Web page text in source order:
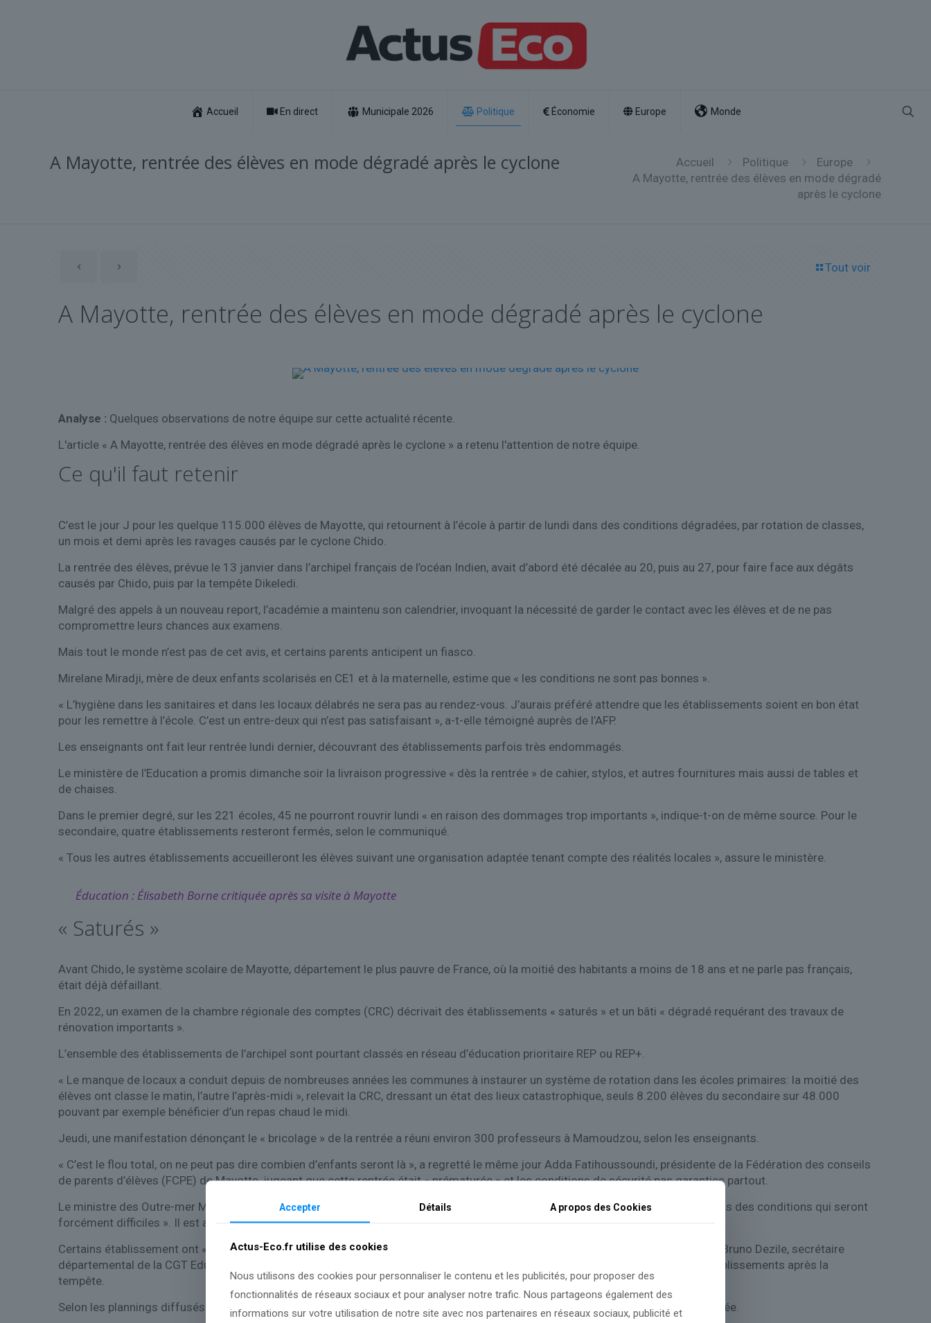
Accueil En direct Municipale 2026 Politique Économie Europe Monde
A Mayotte, rentrée des élèves en mode dégradé après le cyclone Accueil Politique
Europe
A Mayotte, rentrée des élèves en mode dégradé
après le cyclone
Tout voir
A Mayotte, rentrée des élèves en mode dégradé après le cyclone
Analyse : Quelques observations de notre équipe sur cette actualité récente.
L'article « A Mayotte, rentrée des élèves en mode dégradé après le cyclone » a retenu l'attention de notre équipe.
Ce qu'il faut retenir
C’est le jour J pour les quelque 115.000 élèves de Mayotte, qui retournent à l’école à partir de lundi dans des conditions dégradées, par rotation de classes,
un mois et demi après les ravages causés par le cyclone Chido.
La rentrée des élèves, prévue le 13 janvier dans l’archipel français de l’océan Indien, avait d’abord été décalée au 20, puis au 27, pour faire face aux dégâts
causés par Chido, puis par la tempête Dikeledi.
Malgré des appels à un nouveau report, l’académie a maintenu son calendrier, invoquant la nécessité de garder le contact avec les élèves et de ne pas
compromettre leurs chances aux examens.
Mais tout le monde n’est pas de cet avis, et certains parents anticipent un fiasco.
Mirelane Miradji, mère de deux enfants scolarisés en CE1 et à la maternelle, estime que « les conditions ne sont pas bonnes ».
« L’hygiène dans les sanitaires et dans les locaux délabrés ne sera pas au rendez-vous. J’aurais préféré attendre que les établissements soient en bon état
pour les remettre à l’école. C’est un entre-deux qui n’est pas satisfaisant », a-t-elle témoigné auprès de l’AFP.
Les enseignants ont fait leur rentrée lundi dernier, découvrant des établissements parfois très endommagés.
Le ministère de l’Education a promis dimanche soir la livraison progressive « dès la rentrée » de cahier, stylos, et autres fournitures mais aussi de tables et
de chaises.
Dans le premier degré, sur les 221 écoles, 45 ne pourront rouvrir lundi « en raison des dommages trop importants », indique-t-on de même source. Pour le
secondaire, quatre établissements resteront fermés, selon le communiqué.
« Tous les autres établissements accueilleront les élèves suivant une organisation adaptée tenant compte des réalités locales », assure le ministère.
Éducation : Élisabeth Borne critiquée après sa visite à Mayotte
« Saturés »
Avant Chido, le système scolaire de Mayotte, département le plus pauvre de France, où la moitié des habitants a moins de 18 ans et ne parle pas français,
était déjà défaillant.
En 2022, un examen de la chambre régionale des comptes (CRC) décrivait des établissements « saturés » et un bâti « dégradé requérant des travaux de
rénovation importants ».
L’ensemble des établissements de l’archipel sont pourtant classés en réseau d’éducation prioritaire REP ou REP+.
« Le manque de locaux a conduit depuis de nombreuses années les communes à instaurer un système de rotation dans les écoles primaires: la moitié des
élèves ont classe le matin, l’autre l’après-midi », relevait la CRC, dressant un état des lieux catastrophique, seuls 8.200 élèves du secondaire sur 48.000
pouvant par exemple bénéficier d’un repas chaud le midi.
Jeudi, une manifestation dénonçant le « bricolage » de la rentrée a réuni environ 300 professeurs à Mamoudzou, selon les enseignants.
« C’est le flou total, on ne peut pas dire combien d’enfants seront là », a regretté le même jour Adda Fatihoussoundi, présidente de la Fédération des conseils
de parents d’élèves (FCPE) de Mayotte, jugeant que cette rentrée était « prématurée » et les conditions de sécurité pas garanties partout.
Le ministre des Outre-mer Manuel Valls a reconnu dans un entretien à Ouest-France publié samedi que la rentrée aurait lieu « dans des conditions qui seront
forcément difficiles ». Il est attendu sur place jeudi et vendredi aux côtés de la ministre de l’Education nationale Elisabeth Borne.
Certains établissement ont « 10% de leur bâti touché, d’autres 80%, mais aucun d’entre eux n’a été totalement épargné », estime Bruno Dezile, secrétaire
départemental de la CGT Educ’action, qui alerte aussi sur les « pillages » et les « nombreuses intrusions » qui ont touché des établissements après la
tempête.
Selon les plannings diffusés par le rectorat, collégiens et lycéens seront accueillis un à deux jours pendant la semaine de la rentrée.
Accepter Détails A propos des Cookies
Actus-Eco.fr utilise des cookies
Nous utilisons des cookies pour personnaliser le contenu et les publicités, pour proposer des
fonctionnalités de réseaux sociaux et pour analyser notre trafic. Nous partageons également des
informations sur votre utilisation de notre site avec nos partenaires en réseaux sociaux, publicité et